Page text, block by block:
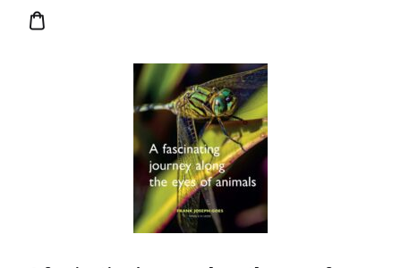
aan de kwaliteit van jouw leven. In dit boek word je
uitgenodigd op zoek te gaan naar wie je bent en daagt
overzichtelijk manier wordt achtergrondinformatie
gegeven. Daarnaast bieden de persoonlijke verhalen,
de vele oefeningen en toepasselijke columns
handvatten om aan zelfonderzoek te doen.